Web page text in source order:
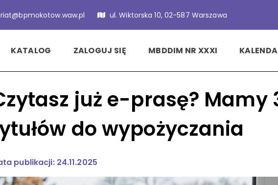
ul. Wiktorska 10, 02-587 Warszawa
KATALOG ZALOGUJ SIĘ MBDDIM NR XXXI
już e-prasę? Mamy
do wypożyczania
publikacji: 24.11.2025